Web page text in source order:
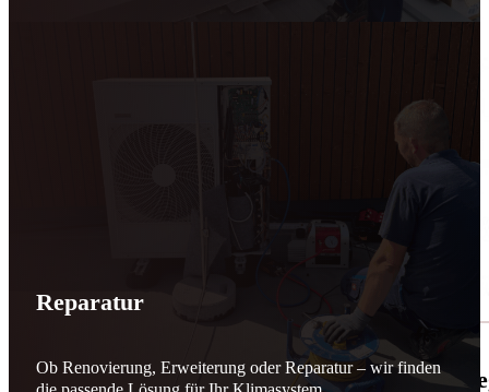
🌬️☀️ Mehr erneuerbare Energie für
Reparatur
Ob Renovierung, Erweiterung oder Reparatur – wir finden